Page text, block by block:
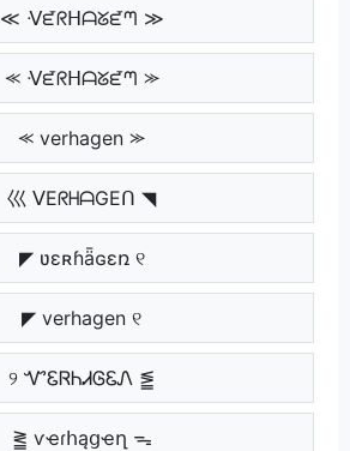
≪ ᐺᘿᖇᕼᗩᘜᘿᘉ ≫
⪻ ᐺᘿᖇᕼᗩᘜᘿᘉ ⪼
⪻ verhagen ⪼
巛 ᐯEᖇᕼᗩGEᑎ ◥
◤ ʋɛʀɦǟɢɛռ ୧
◤ verhagen ୧
୨ ᏉᏋᏒᏂᏗᎶᏋᏁ ⪑
⪒ ѵҽɾհąցҽղ ᯓ